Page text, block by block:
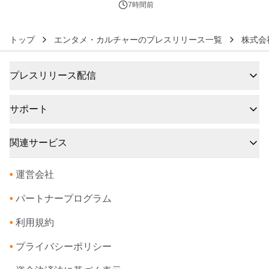
7時間前
トップ エンタメ・カルチャーのプレスリリース一覧 株式
プレスリリース配信
サポート
関連サービス
• 運営会社
• パートナープログラム
• 利用規約
• プライバシーポリシー